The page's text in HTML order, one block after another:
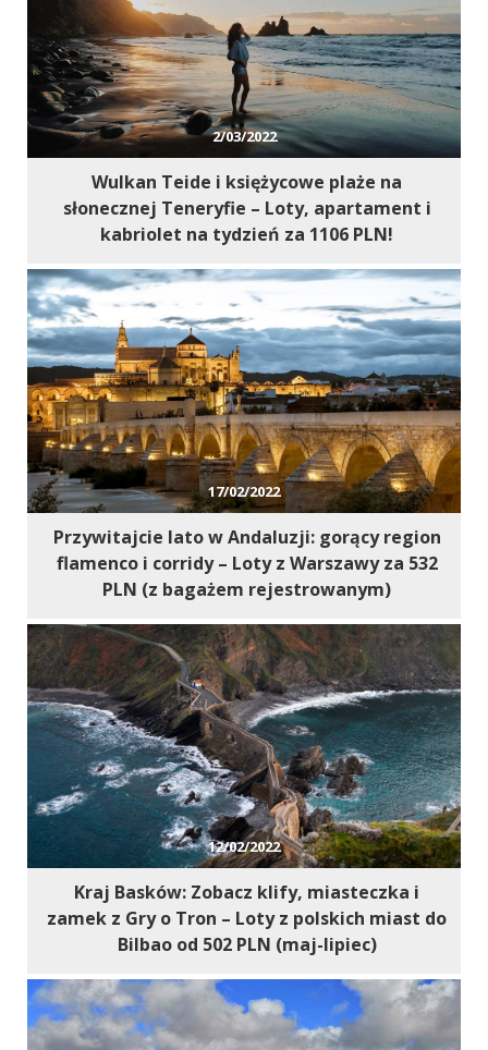
2/03/2022
Wulkan Teide i księżycowe plaże na
słonecznej Teneryfie – Loty, apartament i
kabriolet na tydzień za 1106 PLN!
17/02/2022
Przywitajcie lato w Andaluzji: gorący region
flamenco i corridy – Loty z Warszawy za 532
PLN (z bagażem rejestrowanym)
12/02/2022
Kraj Basków: Zobacz klify, miasteczka i
zamek z Gry o Tron – Loty z polskich miast do
Bilbao od 502 PLN (maj-lipiec)